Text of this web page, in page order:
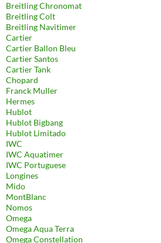
Breitling Chronomat
Breitling Colt
Breitling Navitimer
Cartier
Cartier Ballon Bleu
Cartier Santos
Cartier Tank
Chopard
Franck Muller
Hermes
Hublot
Hublot Bigbang
Hublot Limitado
IWC
IWC Aquatimer
IWC Portuguese
Longines
Mido
MontBlanc
Nomos
Omega
Omega Aqua Terra
Omega Constellation